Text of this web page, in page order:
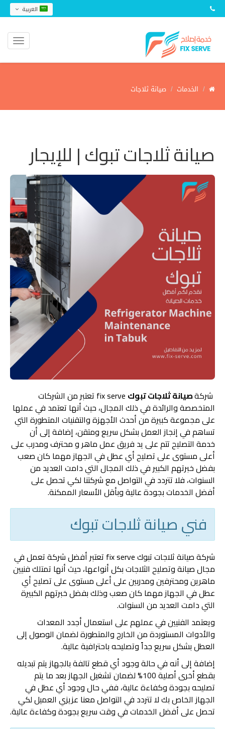
الخدمات صيانة ثلاجات
صيانة ثلاجات تبوك | للإيجار
شركةصيانة ثلاجات تبوك
fix serve تعتبر من الشركات
المتخصصة والرائدة في ذلك المجال، حيث أنها تعتمد في عملها
على مجموعة كبيرة من أحدث الأجهزة والتقنيات المتطورة التي
تساهم في إنجاز العمل بشكل سريع ومتقن، إضافة إلى أن
خدمة التصليح تتم على يد فريق عمل ماهر و محترف ومدرب على
أعلى مستوى على تصليح أي عطل في الجهاز مهما كان صعب
بفضل خبرتهم الكبير في ذلك المجال التي دامت العديد من
السنوات، فلا تتردد في التواصل مع شركتنا لكي تحصل على
أفضل الخدمات بجودة عالية وبأقل الأسعار الممكنة.
فني صيانة ثلاجات تبوك
شركة صيانة ثلاجات تبوك fix serve تعتبر أفضل شركة تعمل في
مجال صيانة وتصليح الثلاجات بكل أنواعها، حيث أنها تمتلك فنيين
ماهرين ومحترفين ومدربين على أعلى مستوى على تصليح أي
عطل في الجهاز مهما كان صعب وذلك بفضل خبرتهم الكبيرة
التي دامت العديد من السنوات.
ويعتمد الفنيين في عملهم على استعمال أجدد المعدات
والأدوات المستوردة من الخارج والمتطورة لضمان الوصول إلى
العطل بشكل سريع جداً وتصليحه باحترافية عالية.
إضافة إلى أنه في حالة وجود أي قطع تالفة بالجهاز يتم تبديله
بقطع أخرى أصلية 100% لضمان تشغيل الجهاز بعد ما يتم
تصليحه بجودة وكفاءة عالية، ففي حال وجود أي عطل في
الجهاز الخاص بك لا تتردد في التواصل معنا عزيزي العميل لكي
تحصل على أفضل الخدمات في وقت سريع بجودة وكفاءة عالية.